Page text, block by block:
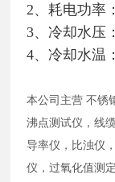
2、耗电功率
3、冷却水压
4、冷却水温
本公司主营 不锈
沸点测试仪，线
导率仪，比浊仪
仪，过氧化值测